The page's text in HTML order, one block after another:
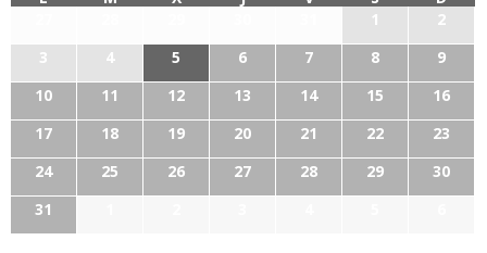
1
2
3
4 5 6 7 8
9
10
11 12 13 14 15
16
17
18 19 20 21 22
23
24
25 26 27 28 29
30
31